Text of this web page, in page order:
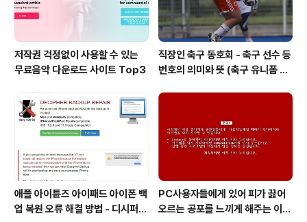
저작권 걱정없이 사용할 수 있는
무료음악 다운로드 사이트 Top3
직장인 축구 동호회 - 축구 선수 등
번호의 의미와 뜻 (축구 유니폼 번
애플 아이튠즈 아이패드 아이폰 백
업 복원 오류 해결 방법 - 디시퍼
PC사용자들에게 있어 피가 끓어
오르는 공포를 느끼게 해주는 이